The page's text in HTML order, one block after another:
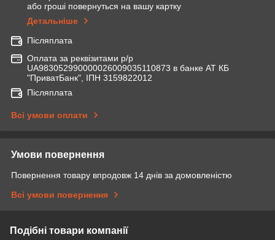
або гроші повернуться на вашу картку
Детальніше
Післяплата
Оплата за реквізитами р/р
UA983052990000026009035110873 в банке АТ КБ
"ПриватБанк", ІПН 3159822012
Післяплата
Всі умови оплати
Умови повернення
Повернення товару впродовж 14 днів за домовленістю
Всі умови повернення
Подібні товари компанії